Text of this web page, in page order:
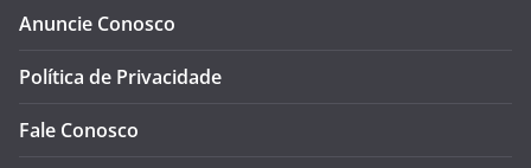
Anuncie Conosco
Política de Privacidade
Fale Conosco